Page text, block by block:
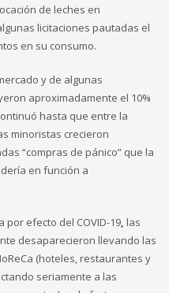
de leches en
licitaciones pautadas el
en su consumo.
y de algunas
aproximadamente el 10%
hasta que entre la
minoristas crecieron
“compras de pánico” que la
en función a
efecto del COVID-19, las
desaparecieron llevando las
(hoteles, restaurantes y
seriamente a las